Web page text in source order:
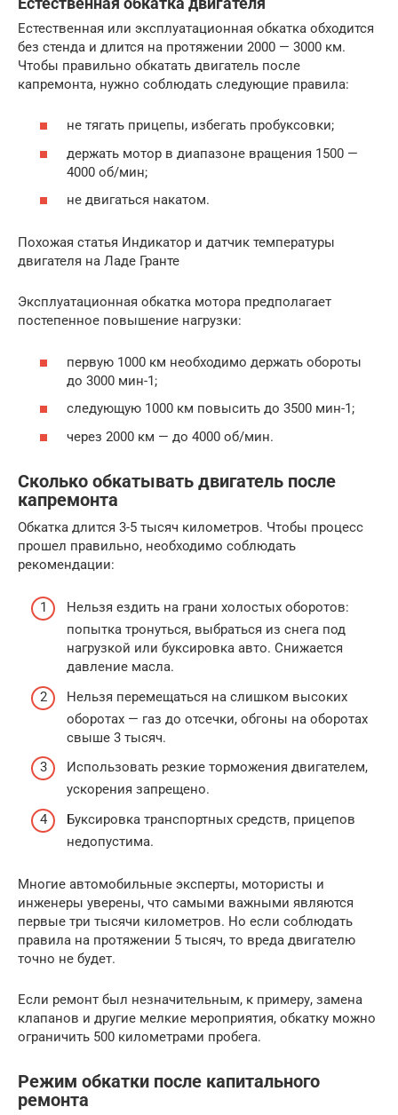
Естественная или эксплуатационная обкатка обходится
без стенда и длится на протяжении 2000 — 3000 км.
Чтобы правильно обкатать двигатель после
капремонта, нужно соблюдать следующие правила:
не тягать прицепы, избегать пробуксовки;
держать мотор в диапазоне вращения 1500 —
4000 об/мин;
не двигаться накатом.
Похожая статья Индикатор и датчик температуры
двигателя на Ладе Гранте
Эксплуатационная обкатка мотора предполагает
постепенное повышение нагрузки:
первую 1000 км необходимо держать обороты
до 3000 мин-1;
следующую 1000 км повысить до 3500 мин-1;
через 2000 км — до 4000 об/мин.
Сколько обкатывать двигатель после
капремонта
Обкатка длится 3-5 тысяч километров. Чтобы процесс
прошел правильно, необходимо соблюдать
рекомендации:
Нельзя ездить на грани холостых оборотов:
попытка тронуться, выбраться из снега под
нагрузкой или буксировка авто. Снижается
давление масла.
Нельзя перемещаться на слишком высоких
оборотах — газ до отсечки, обгоны на оборотах
свыше 3 тысяч.
Использовать резкие торможения двигателем,
ускорения запрещено.
Буксировка транспортных средств, прицепов
недопустима.
Многие автомобильные эксперты, мотористы и
инженеры уверены, что самыми важными являются
первые три тысячи километров. Но если соблюдать
правила на протяжении 5 тысяч, то вреда двигателю
точно не будет.
Если ремонт был незначительным, к примеру, замена
клапанов и другие мелкие мероприятия, обкатку можно
ограничить 500 километрами пробега.
Режим обкатки после капитального
ремонта